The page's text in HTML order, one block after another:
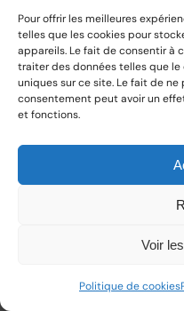
Pour offrir les meilleures
telles que les cookies pour
appareils. Le fait de consentir à
traiter des données telles que
uniques sur ce site. Le fait de
consentement peut avoir un
et fonctions.
Voir
Politique de cookies
Découvre ce qu'est
Émotionnelle et ses
compétences : La
Lire la suite